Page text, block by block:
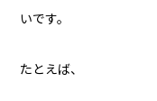
いです。
たとえば、